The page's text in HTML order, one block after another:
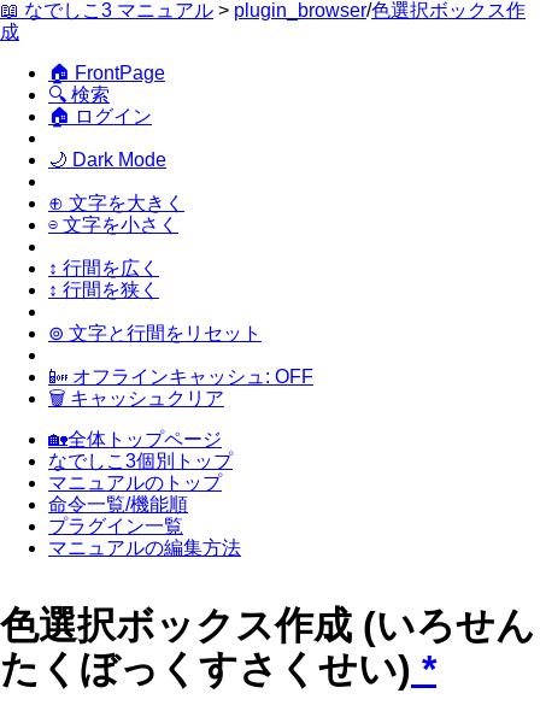
📖 なでしこ3 マニュアル > plugin_browser/色選択ボックス作
成
🏠 FrontPage
🔍 検索
🏠 ログイン
🌙 Dark Mode
⊕ 文字を大きく
⊖ 文字を小さく
↕ 行間を広く
↕ 行間を狭く
⊚ 文字と行間をリセット
📴 オフラインキャッシュ: OFF
🗑 キャッシュクリア
🏡全体トップページ
なでしこ3個別トップ
マニュアルのトップ
命令一覧/機能順
プラグイン一覧
マニュアルの編集方法
色選択ボックス作成 (いろせん
たくぼっくすさくせい) *